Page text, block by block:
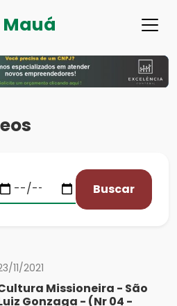
Buscar
11/2021
Missioneira - São
Gonzaga - (Nr 04 -